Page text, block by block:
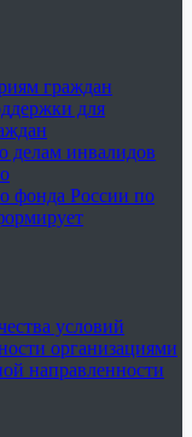
граждан
для
делам инвалидов
фонда России по
условий
организациями
направленности